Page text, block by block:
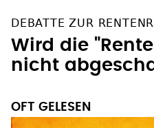
DEBATTE ZUR
Wird die
nicht
OFT GELESEN